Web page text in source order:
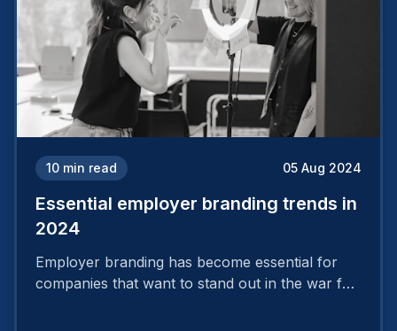
10 min read 05 Aug 2024
Essential employer branding trends in
2024
Employer branding has become essential for
companies that want to stand out in the war for